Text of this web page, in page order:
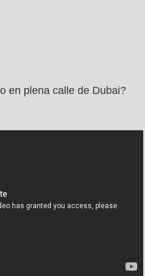
en plena calle de Dubai?